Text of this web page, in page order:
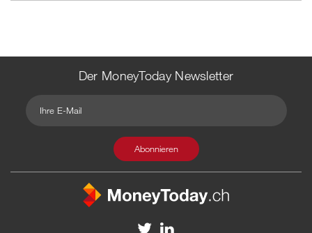
Der MoneyToday Newsletter